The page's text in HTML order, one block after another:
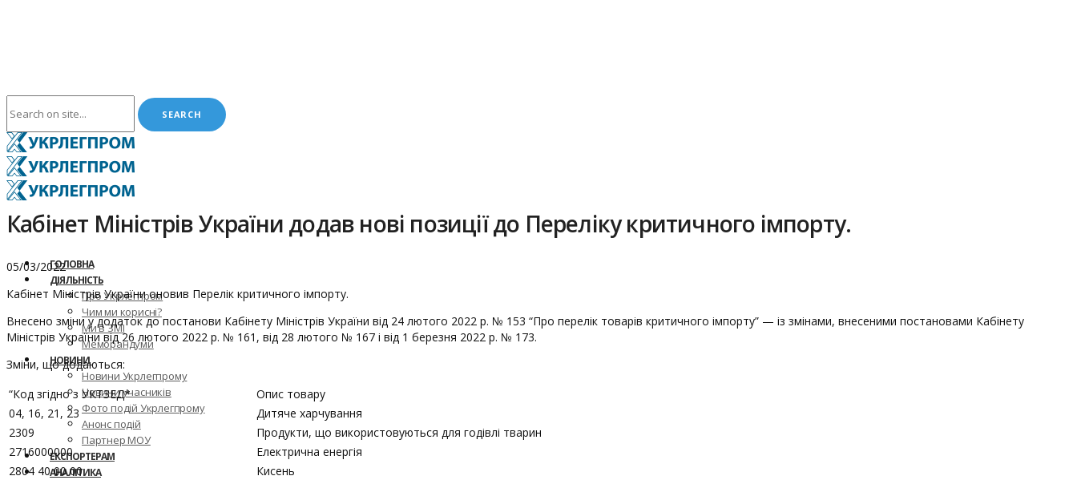
ГОЛОВНА
ДІЯЛЬНІСТЬ
Про Укрлегпром
Чим ми корисні?
Ми в ЗМІ
Меморандуми
НОВИНИ
Новини Укрлегпрому
Новини учасників
Фото подій Укрлегпрому
Анонс подій
Партнер МОУ
ЕКСПОРТЕРАМ
АНАЛІТИКА
Кабінет Міністрів України додав нові позиції до Переліку критичного імпорту.
05/03/2022
Кабінет Міністрів України оновив Перелік критичного імпорту.
Внесено зміни у додаток до постанови Кабінету Міністрів України від 24 лютого 2022 р. № 153 “Про перелік товарів критичного імпорту” — із змінами, внесеними постановами Кабінету
Міністрів України від 26 лютого 2022 р. № 161, від 28 лютого № 167 і від 1 березня 2022 р. № 173.
Зміни, що додаються:
“Код згідно з УКТЗЕД*
Опис товару
04, 16, 21, 23
Дитяче харчування
2309
Продукти, що використовуються для годівлі тварин
2716000000
Електрична енергія
2804 40 00 00
Кисень